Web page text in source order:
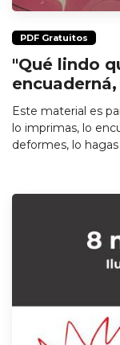
PDF Gratuitos
"Qué lindo
Este material es
lo imprimas, lo
deformes, lo